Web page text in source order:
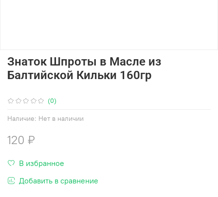
(0)
Наличие: Нет в наличии
Знаток Шпроты в Масле из
Балтийской Кильки 160гр
120 ₽
В избранное
Добавить в сравнение